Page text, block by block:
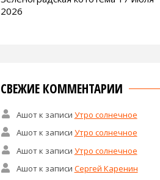
2026
СВЕЖИЕ КОММЕНТАРИИ
Ашотк записи Утро солнечное
Ашотк записи Утро солнечное
Ашотк записи Утро солнечное
Ашотк записи Сергей Каренин